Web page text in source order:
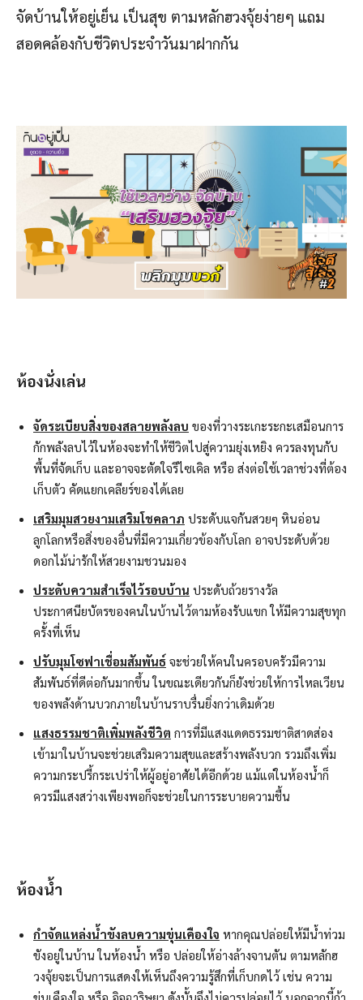
จัดบ้านให้อยู่เย็น เป็นสุข ตามหลักฮวงจุ้ยง่ายๆ แถม
สอดคล้องกับชีวิตประจำวันมาฝากกัน
ห้องนั่งเล่น
จัดระเบียบสิ่งของสลายพลังลบ ของที่วางระเกะระกะเสมือนการ
กักพลังลบไว้ในห้องจะทำให้ชีวิตไปสู่ความยุ่งเหยิง ควรลงทุนกับ
พื้นที่จัดเก็บ และอาจจะตัดใจรีไซเคิล หรือ ส่งต่อใช้เวลาช่วงที่ต้อง
เก็บตัว คัดแยกเคลียร์ของได้เลย
เสริมมุมสวยงามเสริมโชคลาภ ประดับแจกันสวยๆ หินอ่อน
ลูกโลกหรือสิ่งของอื่นที่มีความเกี่ยวข้องกับโลก อาจประดับด้วย
ดอกไม้น่ารักให้สวยงามชวนมอง
ประดับความสำเร็จไว้รอบบ้าน ประดับถ้วยรางวัล
ประกาศนียบัตรของคนในบ้านไว้ตามห้องรับแขก ให้มีความสุขทุก
ครั้งที่เห็น
ปรับมุมโซฟาเชื่อมสัมพันธ์ จะช่วยให้คนในครอบครัวมีความ
สัมพันธ์ที่ดีต่อกันมากขึ้น ในขณะเดียวกันก็ยังช่วยให้การไหลเวียน
ของพลังด้านบวกภายในบ้านราบรื่นยิ่งกว่าเดิมด้วย
แสงธรรมชาติเพิ่มพลังชีวิต การที่มีแสงแดดธรรมชาติสาดส่อง
เข้ามาในบ้านจะช่วยเสริมความสุขและสร้างพลังบวก รวมถึงเพิ่ม
ความกระปรี้กระเปร่าให้ผู้อยู่อาศัยได้อีกด้วย แม้แต่ในห้องน้ำก็
ควรมีแสงสว่างเพียงพอก็จะช่วยในการระบายความชื้น
ห้องน้ำ
กำจัดแหล่งน้ำขังลบความขุ่นเคืองใจ หากคุณปล่อยให้มีน้ำท่วม
ขังอยู่ในบ้าน ในห้องน้ำ หรือ ปล่อยให้อ่างล้างจานตัน ตามหลักฮ
วงจุ้ยจะเป็นการแสดงให้เห็นถึงความรู้สึกที่เก็บกดไว้ เช่น ความ